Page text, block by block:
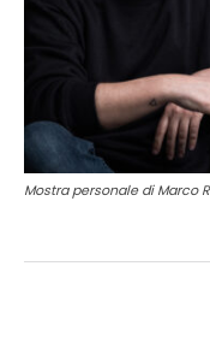
Mostra personale di Marco